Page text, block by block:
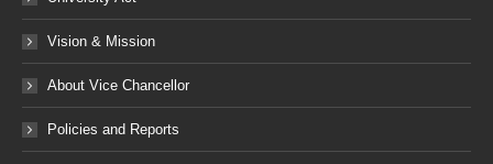
Vision & Mission
About Vice Chancellor
Policies and Reports